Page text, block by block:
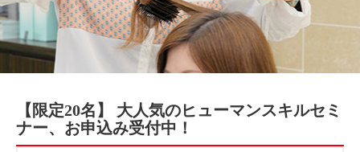
【限定20名】 大人気のヒューマンスキルセミ
ナー、お申込み受付中！